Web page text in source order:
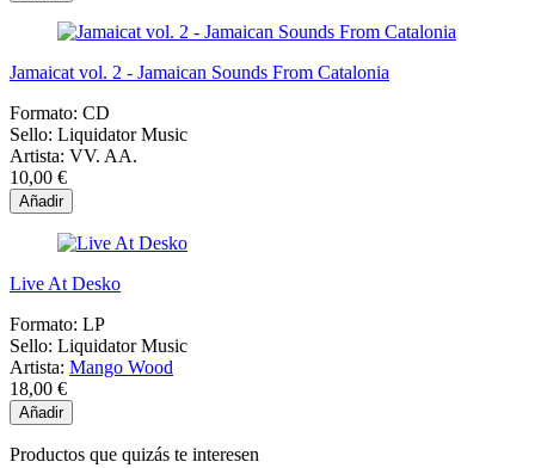
Jamaicat vol. 2 - Jamaican Sounds From Catalonia
Formato: CD
Sello: Liquidator Music
Artista: VV. AA.
10,00 €
Añadir
Live At Desko
Formato: LP
Sello: Liquidator Music
Artista: Mango Wood
18,00 €
Añadir
Productos que quizás te interesen